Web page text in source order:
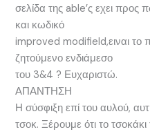
σελίδα της able’ς εχει
και κωδικό
improved modifield,ειναι το
ζητούμενο ενδιάμεσο
του 3&4 ? Ευχαριστώ.
ΑΠΑΝΤΗΣΗ
Η σύσφιξη επί του αυλού,
τσοκ. Ξέρουμε ότι το